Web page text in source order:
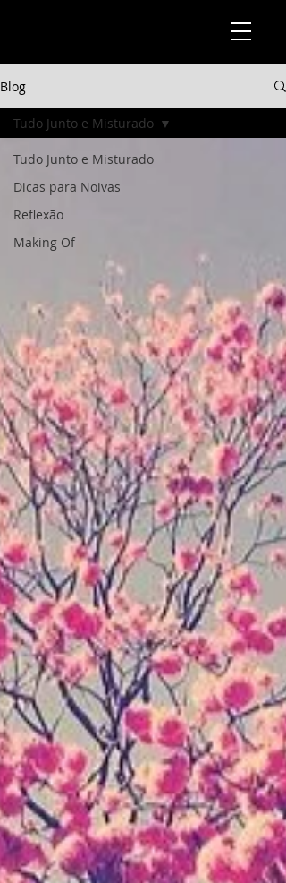
Blog
Tudo Junto e Misturado
Dicas para Noivas
Reflexão
Making Of
Tudo Junto e Misturado